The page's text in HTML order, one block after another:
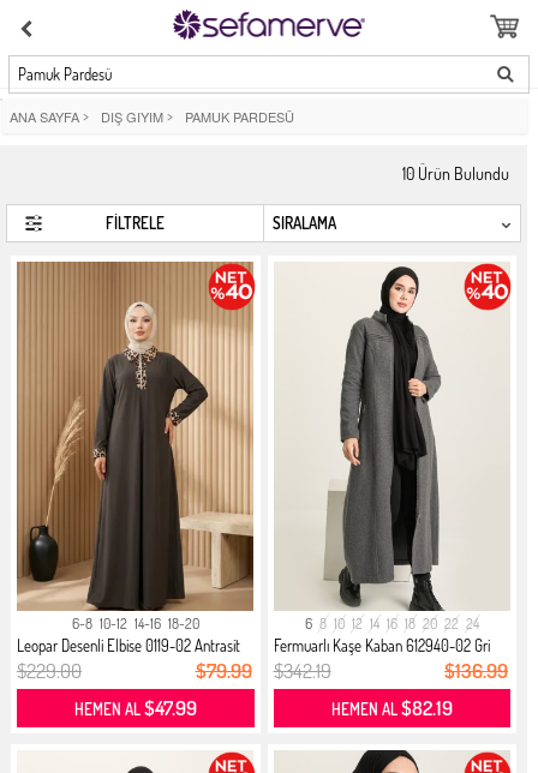
Pamuk Pardesü
ANA SAYFA > DIŞ GIYIM > PAMUK PARDESÜ
10 Ürün Bulundu
FİLTRELE
6-8 10-12 14-16 18-20
Leopar Desenli Elbise 0119-02 Antrasit
$229.00 $79.99
HEMEN AL$47.99
6 8 10 12 14 16 18 20 22 24
Fermuarlı Kaşe Kaban 612940-02 Gri
$342.19 $136.99
HEMEN AL$82.19